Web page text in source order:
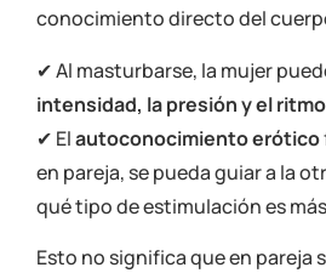
conocimiento directo del
✔ Al masturbarse, la mujer
intensidad, la presión y el ritmo
✔ Elautoconocimiento erótico
en pareja, se pueda guiar a la
qué tipo de estimulación es
Esto no significa que en pareja